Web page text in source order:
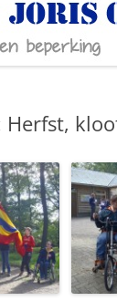
Herfst,